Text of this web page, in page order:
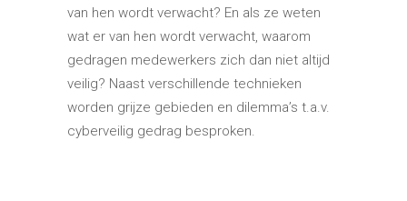
van hen wordt verwacht? En als ze weten
wat er van hen wordt verwacht, waarom
gedragen medewerkers zich dan niet altijd
veilig? Naast verschillende technieken
worden grijze gebieden en dilemma’s t.a.v.
cyberveilig gedrag besproken.